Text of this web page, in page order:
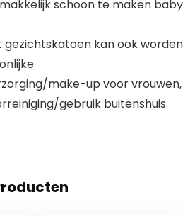
schoon te maken baby
gezichtskatoen kan ook worden
make-up voor vrouwen,
gebruik buitenshuis.